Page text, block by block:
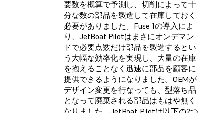
要数を概算で予測し、切削によって十
分な数の部品を製造して在庫しておく
必要がありました。Fuse 1の導入によ
り、JetBoat Pilotはまさにオンデマン
ドで必要点数だけ部品を製造するとい
う大幅な効率化を実現し、大量の在庫
を抱えることなく迅速に部品を顧客に
提供できるようになりました。OEMが
デザイン変更を行なっても、型落ち品
となって廃棄される部品はもはや無く